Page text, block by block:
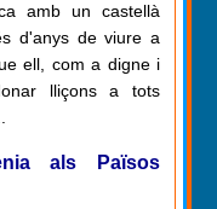
amb un castellà
d'anys de viure a
ell, com a digne i
lliçons a tots
als Països